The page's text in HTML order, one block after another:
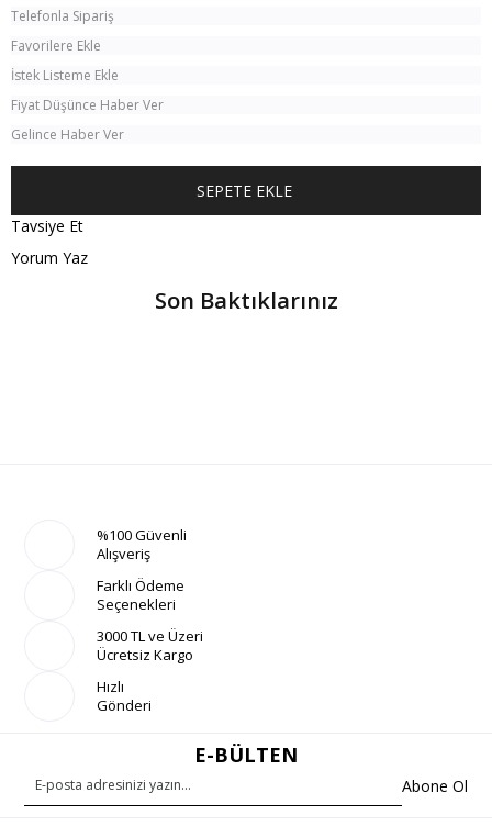
Telefonla Sipariş
Favorilere Ekle
İstek Listeme Ekle
Fiyat Düşünce Haber Ver
Gelince Haber Ver
Tavsiye Et
Yorum Yaz
Son Baktıklarınız
%100 Güvenli
Alışveriş
Farklı Ödeme
Seçenekleri
3000 TL ve Üzeri
Ücretsiz Kargo
Hızlı
Gönderi
E-BÜLTEN
Abone Ol